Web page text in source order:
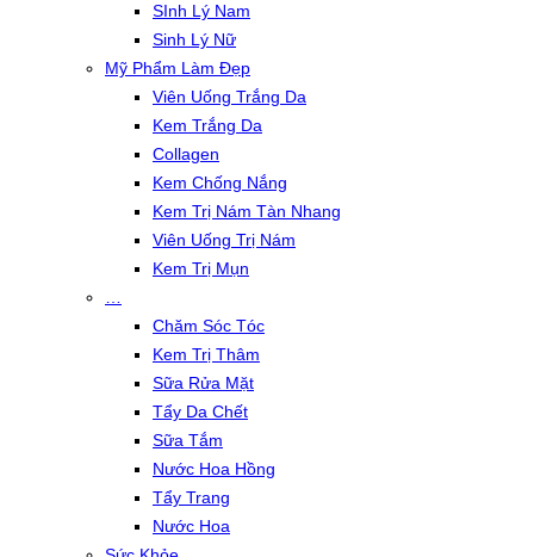
SInh Lý Nam
Sinh Lý Nữ
Mỹ Phẩm Làm Đẹp
Viên Uống Trắng Da
Kem Trắng Da
Collagen
Kem Chống Nắng
Kem Trị Nám Tàn Nhang
Viên Uống Trị Nám
Kem Trị Mụn
Chăm Sóc Tóc
Kem Trị Thâm
Sữa Rửa Mặt
Tẩy Da Chết
Sữa Tắm
Nước Hoa Hồng
Tẩy Trang
Nước Hoa